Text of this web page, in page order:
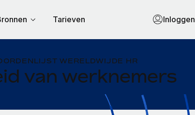
Tarieven Inloggen
WERELDWIJDE HR
van werknemers